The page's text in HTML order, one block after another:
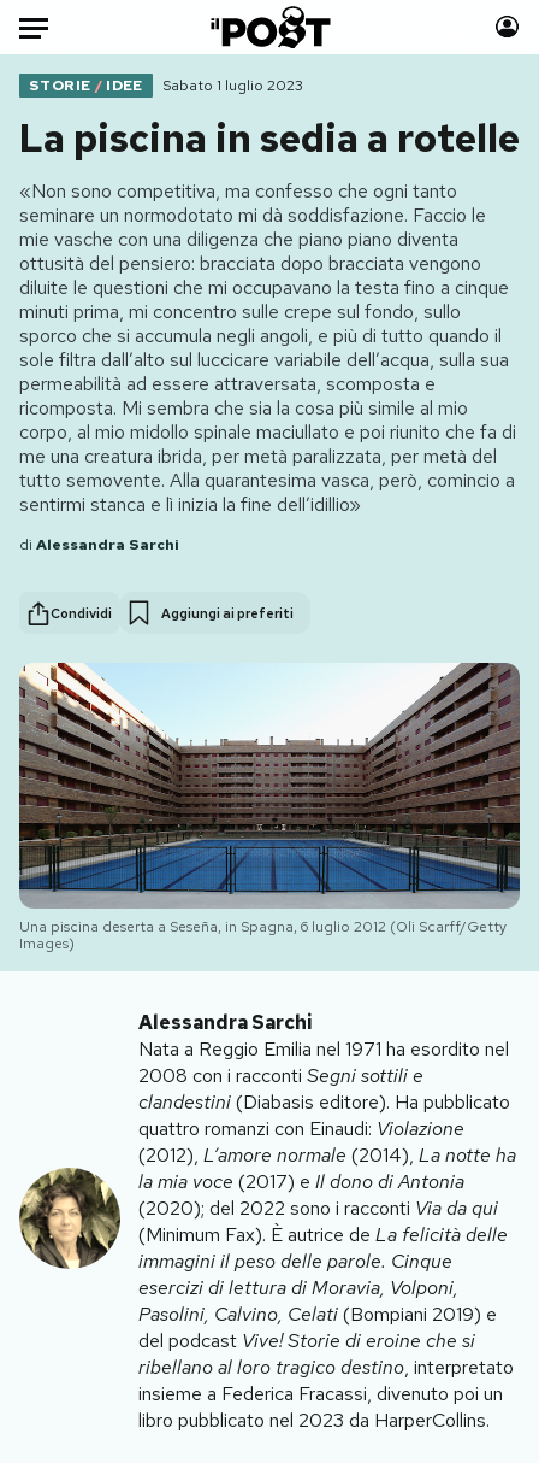
Auto
HOME
Italia
Mondo
Politica
Tecnologia
Internet
Scienza
Cultura
Economia
Sport
Moda
Libri
Consumismi
Storie/Idee
Ok Boomer!
Europa
Altrecose
Mondiali calcio 2026
NEWSLETTER
I MIEI PREFERITI
SHOP
CALENDARIO
Area Personale
Newsletter
Notifiche mobile
Regala il Post
Hai bisogno di aiuto?
Esci
STORIE / IDEE Sabato 1 luglio 2023
La piscina in sedia a rotelle
«Non sono competitiva, ma confesso che ogni tanto
seminare un normodotato mi dà soddisfazione. Faccio le
mie vasche con una diligenza che piano piano diventa
ottusità del pensiero: bracciata dopo bracciata vengono
diluite le questioni che mi occupavano la testa fino a cinque
minuti prima, mi concentro sulle crepe sul fondo, sullo
sporco che si accumula negli angoli, e più di tutto quando il
sole filtra dall’alto sul luccicare variabile dell’acqua, sulla sua
permeabilità ad essere attraversata, scomposta e
ricomposta. Mi sembra che sia la cosa più simile al mio
corpo, al mio midollo spinale maciullato e poi riunito che fa di
me una creatura ibrida, per metà paralizzata, per metà del
tutto semovente. Alla quarantesima vasca, però, comincio a
sentirmi stanca e lì inizia la fine dell’idillio»
di Alessandra Sarchi
Condividi Aggiungi ai preferiti
Una piscina deserta a Seseña, in Spagna, 6 luglio 2012 (Oli Scarff/Getty
Images)
Alessandra Sarchi
Nata a Reggio Emilia nel 1971 ha esordito nel
2008 con i racconti Segni sottili e
clandestini(Diabasis editore). Ha pubblicato
quattro romanzi con Einaudi: Violazione
(2012), L’amore normale (2014), La notte ha
la mia voce (2017) e Il dono di Antonia
(2020); del 2022 sono i racconti Via da qui
(Minimum Fax). È autrice de La felicità delle
immagini il peso delle parole. Cinque
esercizi di lettura di Moravia, Volponi,
Pasolini, Calvino, Celati(Bompiani 2019) e
del podcast Vive! Storie di eroine che si
ribellano al loro tragico destino, interpretato
insieme a Federica Fracassi, divenuto poi un
libro pubblicato nel 2023 da HarperCollins.